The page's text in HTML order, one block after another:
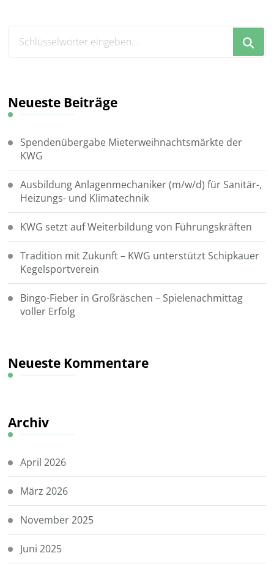
du
Neueste Beiträge
Spendenübergabe Mieterweihnachtsmärkte der
KWG
Ausbildung Anlagenmechaniker (m/w/d) für Sanitär-,
Heizungs- und Klimatechnik
KWG setzt auf Weiterbildung von Führungskräften
Tradition mit Zukunft – KWG unterstützt Schipkauer
Kegelsportverein
Bingo-Fieber in Großräschen – Spielenachmittag
voller Erfolg
Neueste Kommentare
Archiv
April 2026
März 2026
November 2025
Juni 2025